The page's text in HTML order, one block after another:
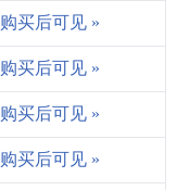
购买后可见 »
购买后可见 »
购买后可见 »
购买后可见 »